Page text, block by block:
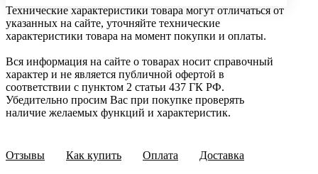
Технические характеристики товара могут отличаться от
указанных на сайте, уточняйте технические
характеристики товара на момент покупки и оплаты.
Вся информация на сайте о товарах носит справочный
характер и не является публичной офертой в
соответствии с пунктом 2 статьи 437 ГК РФ.
Убедительно просим Вас при покупке проверять
наличие желаемых функций и характеристик.
Отзывы Как купить Оплата Доставка